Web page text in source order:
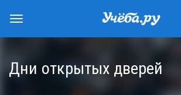
Дни открытых дверей